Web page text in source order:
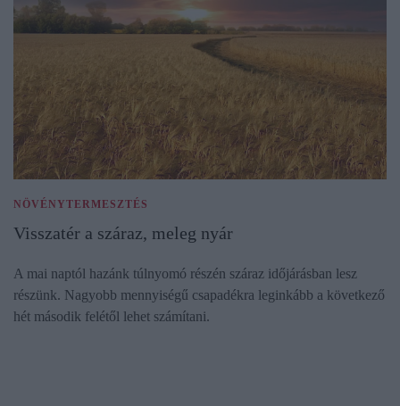
NÖVÉNYTERMESZTÉS
Visszatér a száraz, meleg nyár
A mai naptól hazánk túlnyomó részén száraz időjárásban lesz
részünk. Nagyobb mennyiségű csapadékra leginkább a következő
hét második felétől lehet számítani.